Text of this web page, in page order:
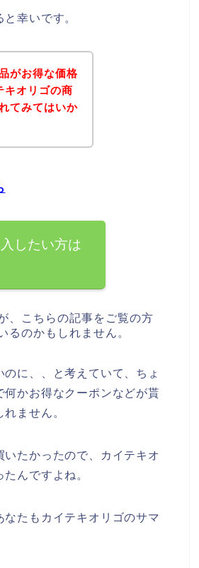
幸いです。
がお得な価格
キオリゴの商
てみてはいか
したい方は
、こちらの記事をご覧の方
るのかもしれません。
に、、と考えていて、ちょ
かお得なクーポンなどが貰
ません。
たかったので、カイテキオ
んですよね。
たもカイテキオリゴのサマ